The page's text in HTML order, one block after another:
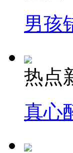
男孩
热点
真心